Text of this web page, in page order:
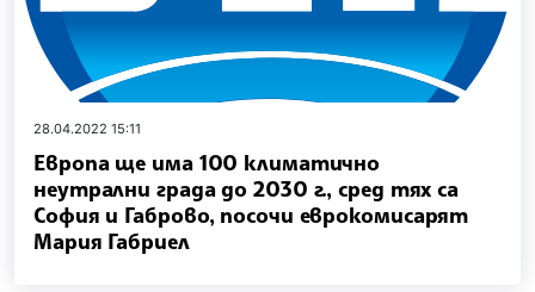
28.04.2022 15:11
Европа ще има 100 климатично
неутрални града до 2030 г., сред тях са
София и Габрово, посочи еврокомисарят
Мария Габриел